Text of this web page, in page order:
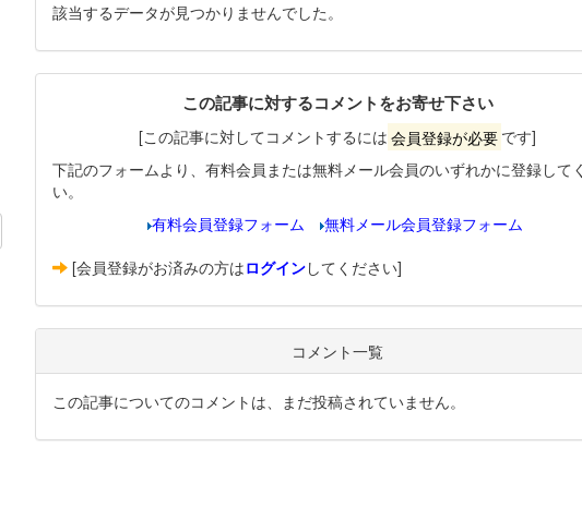
該当するデータが見つかりませんでした。
この記事に対するコメントをお寄せ下さい
[この記事に対してコメントするには 会員登録が必要 です]
下記のフォームより、有料会員または無料メール会員のいずれかに登録して
い。
有料会員登録フォーム
無料メール会員登録フォーム
[会員登録がお済みの方はログインしてください]
コメント一覧
この記事についてのコメントは、まだ投稿されていません。